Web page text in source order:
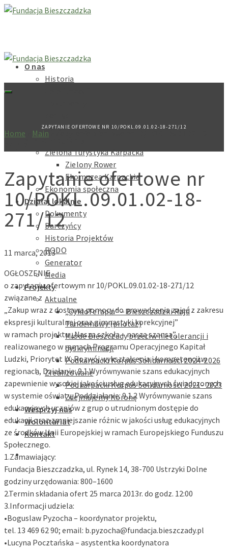
O nas
Historia
Rada
Nasze programy
Zielona Turystyka Karpacka
Zielony Rower
Ekomuzea Karpackie
Ekonomia społeczna
Działaj lokalnie
Dokumenty
Darczyńcy
Historia Projektów
RODO
Generator
Media
Projekty
Aktualne
„CykloTerapia” – Bieszczadzki Rajd
Tandemowy (pilotaż)
Młode Bieszczady przeciw nietolerancji i
dyskryminacji
Podkarpacki Korpus Solidarności 2024-2026
Zrealizowane
Podkarpacki Korpus Solidarności 2021- 2023
Zdejmujemy Koronę
Wesprzyj nas
Wolontariat
Kontakt
ZAPYTANIE OFERTOWE NR 10/POKL.09.01.02-18-271/12
Home Main
Zapytanie ofertowe nr 10/POKL.09.01.02-18-
Zapytanie ofertowe nr
10/POKL.09.01.02-18-
271/12
11 marca, 2013
OGŁOSZENIE
o zapytaniu ofertowym nr 10/POKL.09.01.02-18-271/12
związane z
„Zakup wraz z dostawą pomocy do prowadzenia zajęć z zakresu
ekspresji kulturalnej oraz gimnastyki korekcyjnej”
w ramach projektu „Nasza szkoła – naszą szansą”,
realizowanego w ramach Programu Operacyjnego Kapitał
Ludzki, Priorytet IX: Rozwój wykształcenia i kompetencji w
regionach, Działanie: 9.1 Wyrównywanie szans edukacyjnych
zapewnienie wysokiej jakości usług edukacyjnych świadczonych
w systemie oświaty, Poddziałanie: 9.1.2 Wyrównywanie szans
edukacyjnych uczniów z grup o utrudnionym dostępie do
edukacji oraz zmniejszanie różnic w jakości usług edukacyjnych
ze środków Unii Europejskiej w ramach Europejskiego Funduszu
Społecznego.
1.Zamawiający:
Fundacja Bieszczadzka, ul. Rynek 14, 38-700 Ustrzyki Dolne
godziny urzędowania: 800–1600
2.Termin składania ofert 25 marca 2013r. do godz. 12:00
3.Informacji udziela:
•Boguslaw Pyzocha – koordynator projektu,
tel. 13 469 62 90; email: b.pyzocha@fundacja.bieszczady.pl
•Lucyna Pocztańska – asystentka koordynatora